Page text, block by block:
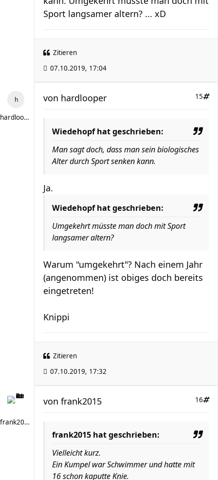
Sport langsamer altern? ... xD
Zitieren
07.10.2019, 17:04
hardlooper
15
von hardlooper
Wiedehopf hat geschrieben:
Man sagt doch, dass man sein biologisches
Alter durch Sport senken kann.
Ja.
Wiedehopf hat geschrieben:
Umgekehrt müsste man doch mit Sport
langsamer altern?
Warum "umgekehrt"? Nach einem Jahr
(angenommen) ist obiges doch bereits
eingetreten!
Knippi
Zitieren
07.10.2019, 17:32
frank2015
16
von frank2015
frank2015 hat geschrieben:
Vielleicht kurz.
Ein Kumpel war Schwimmer und hatte mit
16 schon kaputte Knie.